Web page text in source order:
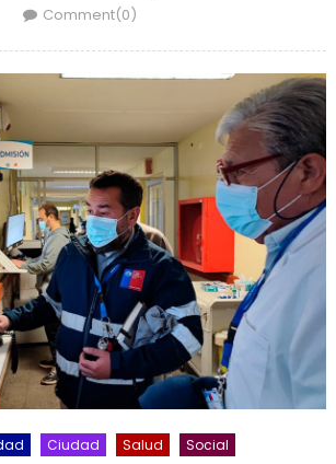
Comment(0)
Ciudad Salud Social